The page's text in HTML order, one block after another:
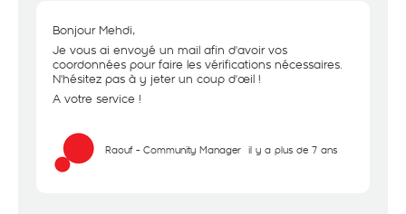
Bonjour Mehdi,
Je vous ai envoyé un mail afin d'avoir vos
coordonnées pour faire les vérifications nécessaires.
N'hésitez pas à y jeter un coup d'œil !
A votre service !
Raouf - Community Manager il y a plus de 7 ans